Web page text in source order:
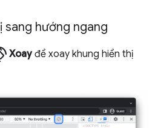
sang hướng ngang
Xoayđể xoay khung hiển thị